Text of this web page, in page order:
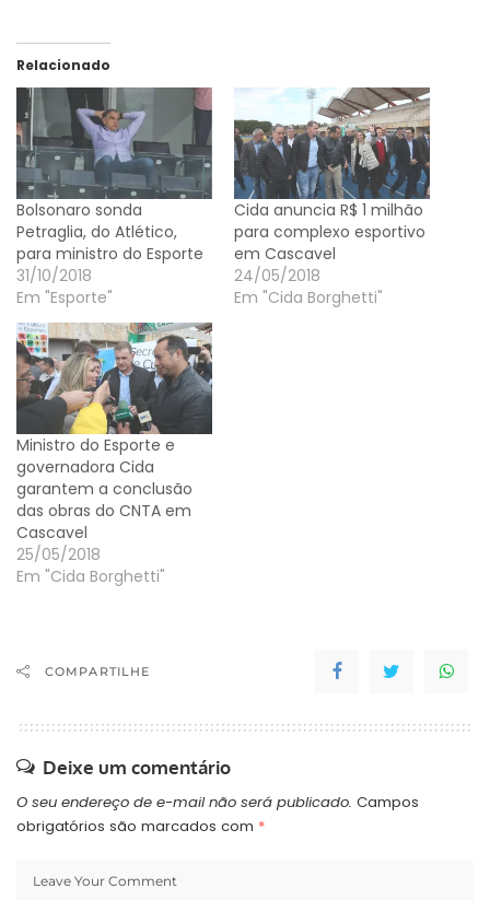
Relacionado
Bolsonaro sonda
Petraglia, do Atlético,
para ministro do Esporte
31/10/2018
Em "Esporte"
Cida anuncia R$ 1 milhão
para complexo esportivo
em Cascavel
24/05/2018
Em "Cida Borghetti"
Ministro do Esporte e
governadora Cida
garantem a conclusão
das obras do CNTA em
Cascavel
25/05/2018
Em "Cida Borghetti"
COMPARTILHE
Deixe um comentário
O seu endereço de e-mail não será publicado. Campos
obrigatórios são marcados com *